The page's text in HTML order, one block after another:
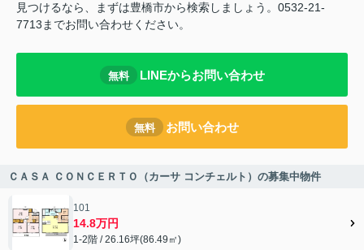
見つけるなら、まずは豊橋市から検索しましょう。0532-21-
7713までお問い合わせください。
無料 LINEからお問い合わせ
無料 お問い合わせ
ＣＡＳＡ ＣＯＮＣＥＲＴＯ（カーサ コンチェルト）の募集中物件
101
14.8万円
1-2階 / 26.16坪(86.49㎡)